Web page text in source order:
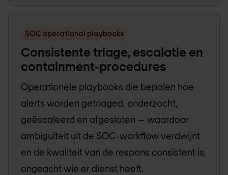
SOC operational playbooks
Consistente triage, escalatie en
containment-procedures
Operationele playbooks die bepalen hoe
alerts worden getriaged, onderzocht,
geëscaleerd en afgesloten — waardoor
ambiguïteit uit de SOC-workflow verdwijnt
en de kwaliteit van de respons consistent is,
ongeacht wie er dienst heeft.